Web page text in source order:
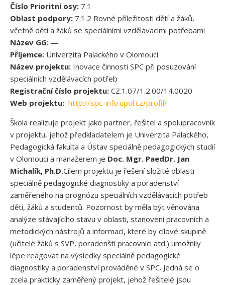
Číslo Prioritní osy: 7.1
Oblast podpory: 7.1.2 Rovné příležitosti dětí a žáků,
včetně dětí a žáků se speciálními vzdělávacími potřebami
Název GG: —
Příjemce: Univerzita Palackého v Olomouci
Název projektu: Inovace činnosti SPC při posuzování
speciálních vzdělávacích potřeb
Registrační číslo projektu: CZ.1.07/1.2.00/14.0020
Web projektu: http://spc-info.upol.cz/profil/
Škola realizuje projekt jako partner, řešitel a spolupracovník
v projektu, jehož předkladatelem je Univerzita Palackého,
Pedagogická fakulta a Ústav speciálně pedagogických studií
v Olomouci a manažerem je Doc. Mgr. PaedDr. Jan
Michalík, Ph.D.Cílem projektu je řešení složité oblasti
speciálně pedagogické diagnostiky a poradenství
zaměřeného na prognózu speciálních vzdělávacích potřeb
dětí, žáků a studentů. Pozornost by měla být věnována
analýze stávajícího stavu v oblasti, stanovení pracovních a
metodických nástrojů a informací, které by cílové skupině
(učitelé žáků s SVP, poradenští pracovníci atd.) umožnily
lépe reagovat na výsledky speciálně pedagogické
diagnostiky a poradenství prováděné v SPC. Jedná se o
zcela prakticky zaměřený projekt, jehož řešitelé jsou